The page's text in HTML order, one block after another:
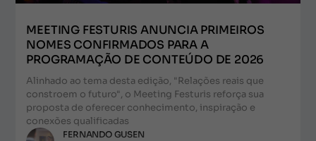
MEETING FESTURIS ANUNCIA PRIMEIROS
NOMES CONFIRMADOS PARA A
PROGRAMAÇÃO DE CONTEÚDO DE 2026
Alinhado ao tema desta edição, "Relações reais que
constroem o futuro", o Meeting Festuris reforça sua
proposta de oferecer conhecimento, inspiração e
conexões qualificadas
FERNANDO GUSEN